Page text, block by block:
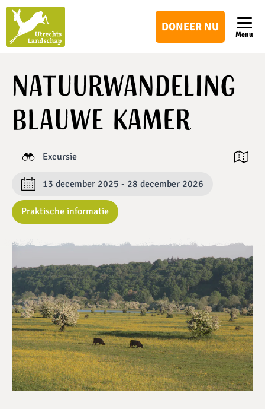
DONEER NU
Menu
Natuurwandeling
Blauwe Kamer
Excursie
13 december 2025 - 28 december 2026
Praktische informatie
Open